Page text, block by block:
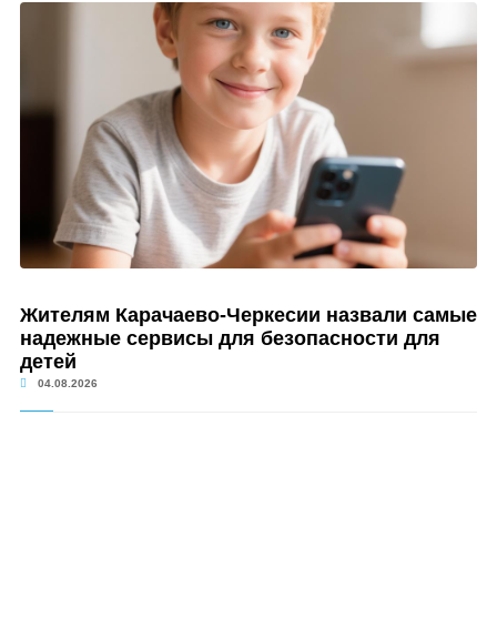
Жителям Карачаево-Черкесии назвали самые
надежные сервисы для безопасности для
детей
04.08.2026